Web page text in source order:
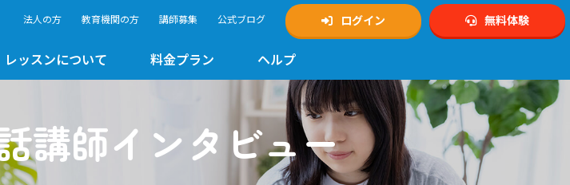
法人の方 教育機関の方 講師募集 公式ブログ ログイン 無料体験
レッスンについて 料金プラン ヘルプ
講師インタビュー